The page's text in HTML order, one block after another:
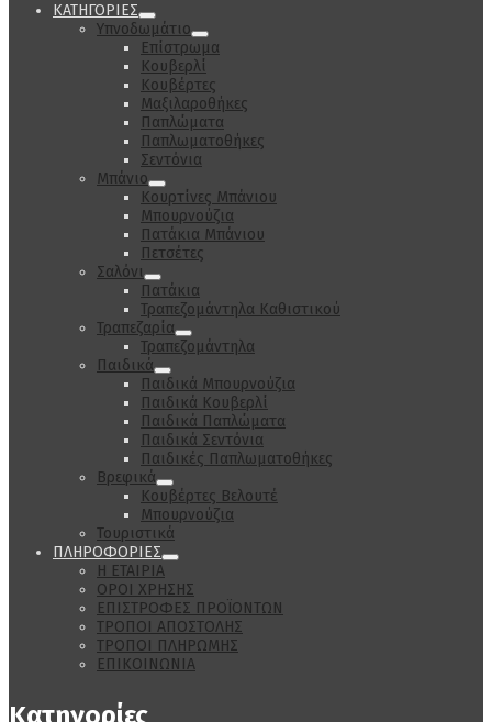
ΚΑΤΗΓΟΡΙΕΣ
Υπνοδωμάτιο
Επίστρωμα
Κουβερλί
Κουβέρτες
Μαξιλαροθήκες
Παπλώματα
Παπλωματοθήκες
Σεντόνια
Μπάνιο
Κουρτίνες Μπάνιου
Μπουρνούζια
Πατάκια Μπάνιου
Πετσέτες
Σαλόνι
Πατάκια
Τραπεζομάντηλα Καθιστικού
Τραπεζαρία
Τραπεζομάντηλα
Παιδικά
Παιδικά Μπουρνούζια
Παιδικά Κουβερλί
Παιδικά Παπλώματα
Παιδικά Σεντόνια
Παιδικές Παπλωματοθήκες
Βρεφικά
Κουβέρτες Βελουτέ
Μπουρνούζια
Τουριστικά
ΠΛΗΡΟΦΟΡΙΕΣ
Η ΕΤΑΙΡΙΑ
ΟΡΟΙ ΧΡΗΣΗΣ
ΕΠΙΣΤΡΟΦΕΣ ΠΡΟΪΟΝΤΩΝ
ΤΡΟΠΟΙ ΑΠΟΣΤΟΛΗΣ
ΤΡΟΠΟΙ ΠΛΗΡΩΜΗΣ
ΕΠΙΚΟΙΝΩΝΙΑ
Κατηγορίες